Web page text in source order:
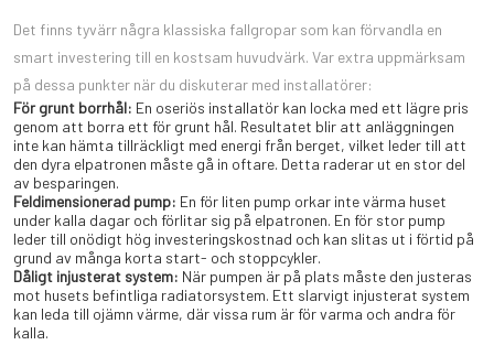
Det finns tyvärr några klassiska fallgropar som kan förvandla en
smart investering till en kostsam huvudvärk. Var extra uppmärksam
på dessa punkter när du diskuterar med installatörer:
För grunt borrhål: En oseriös installatör kan locka med ett lägre pris
genom att borra ett för grunt hål. Resultatet blir att anläggningen
inte kan hämta tillräckligt med energi från berget, vilket leder till att
den dyra elpatronen måste gå in oftare. Detta raderar ut en stor del
av besparingen.
Feldimensionerad pump: En för liten pump orkar inte värma huset
under kalla dagar och förlitar sig på elpatronen. En för stor pump
leder till onödigt hög investeringskostnad och kan slitas ut i förtid på
grund av många korta start- och stoppcykler.
Dåligt injusterat system: När pumpen är på plats måste den justeras
mot husets befintliga radiatorsystem. Ett slarvigt injusterat system
kan leda till ojämn värme, där vissa rum är för varma och andra för
kalla.